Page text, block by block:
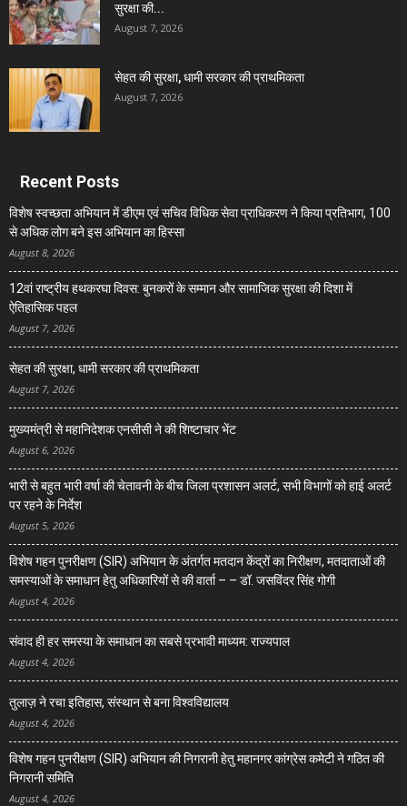
सुरक्षा की...
August 7, 2026
सेहत की सुरक्षा, धामी सरकार की प्राथमिकता
August 7, 2026
Recent Posts
विशेष स्वच्छता अभियान में डीएम एवं सचिव विधिक सेवा प्राधिकरण ने किया प्रतिभाग, 100
से अधिक लोग बने इस अभियान का हिस्सा
August 8, 2026
12वां राष्ट्रीय हथकरघा दिवस: बुनकरों के सम्मान और सामाजिक सुरक्षा की दिशा में
ऐतिहासिक पहल
August 7, 2026
सेहत की सुरक्षा, धामी सरकार की प्राथमिकता
August 7, 2026
मुख्यमंत्री से महानिदेशक एनसीसी ने की शिष्टाचार भेंट
August 6, 2026
भारी से बहुत भारी वर्षा की चेतावनी के बीच जिला प्रशासन अलर्ट, सभी विभागों को हाई अलर्ट
पर रहने के निर्देश
August 5, 2026
विशेष गहन पुनरीक्षण (SIR) अभियान के अंतर्गत मतदान केंद्रों का निरीक्षण, मतदाताओं की
समस्याओं के समाधान हेतु अधिकारियों से की वार्ता – – डॉ. जसविंदर सिंह गोगी
August 4, 2026
संवाद ही हर समस्या के समाधान का सबसे प्रभावी माध्यम: राज्यपाल
August 4, 2026
तुलाज़ ने रचा इतिहास, संस्थान से बना विश्वविद्यालय
August 4, 2026
विशेष गहन पुनरीक्षण (SIR) अभियान की निगरानी हेतु महानगर कांग्रेस कमेटी ने गठित की
निगरानी समिति
August 4, 2026